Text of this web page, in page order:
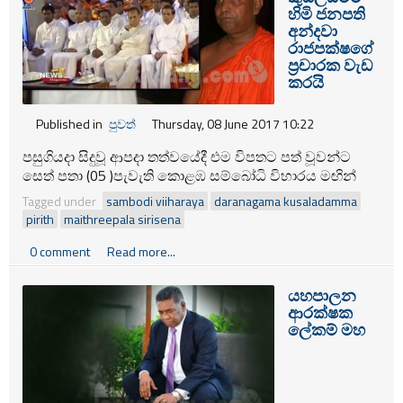
චෝදනා ගොනු කිරීම සිදුවිය.
හිමි ජනපති
අන්දවා
රාජපක්ෂගේ
ප්‍රචාරක වැඩ
කරයි
Published in පුවත් Thursday, 08 June 2017 10:22
පසුගියදා සිදුවූ ආපදා තත්වයේදී එම විපතට පත් වූවන්ට
සෙත් පතා (05 )පැවැති කොළඹ සම්බෝධි විහාරය මඟින්
සංවිධානය කළ පිරිත් සජ්ඣායනය මහින්ද රාජපක්ෂගේ
ප්‍රචාරක ව්‍යාපෘතියක් බවට පත්ව තිබූ බවට තොරතුරු
අනාවරණය වී තිබේ.
Tagged under sambodi viiharaya daranagama kusaladamma
pirith maithreepala sirisena
0 comment
Read more...
යහපාලන
ආරක්ෂක
ලේකම් මහ